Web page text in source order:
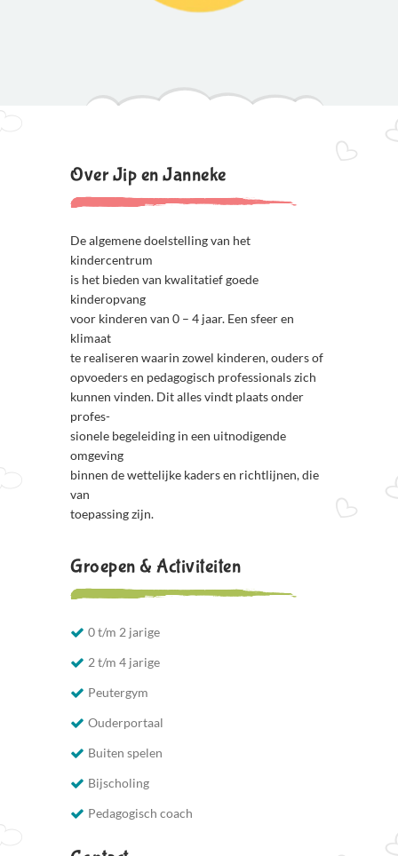
Over Jip en Janneke
De algemene doelstelling van het
kindercentrum
is het bieden van kwalitatief goede
kinderopvang
voor kinderen van 0 – 4 jaar. Een sfeer en
klimaat
te realiseren waarin zowel kinderen, ouders of
opvoeders en pedagogisch professionals zich
kunnen vinden. Dit alles vindt plaats onder
profes-
sionele begeleiding in een uitnodigende
omgeving
binnen de wettelijke kaders en richtlijnen, die
van
toepassing zijn.
Groepen & Activiteiten
0 t/m 2 jarige
2 t/m 4 jarige
Peutergym
Ouderportaal
Buiten spelen
Bijscholing
Pedagogisch coach